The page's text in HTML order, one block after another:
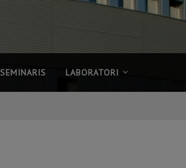
SEMINARIS LABORATORI